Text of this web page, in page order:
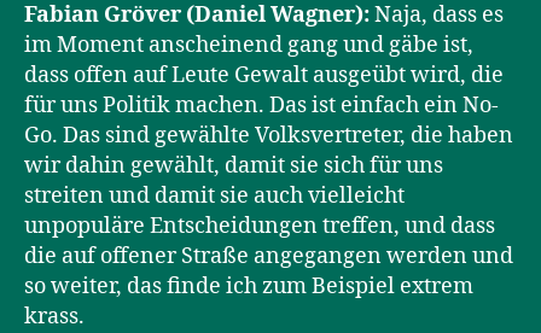
Fabian Gröver (Daniel Wagner):Naja, dass es
im Moment anscheinend gang und gäbe ist,
dass offen auf Leute Gewalt ausgeübt wird, die
für uns Politik machen. Das ist einfach ein No-
Go. Das sind gewählte Volksvertreter, die haben
wir dahin gewählt, damit sie sich für uns
streiten und damit sie auch vielleicht
unpopuläre Entscheidungen treffen, und dass
die auf offener Straße angegangen werden und
so weiter, das finde ich zum Beispiel extrem
krass.